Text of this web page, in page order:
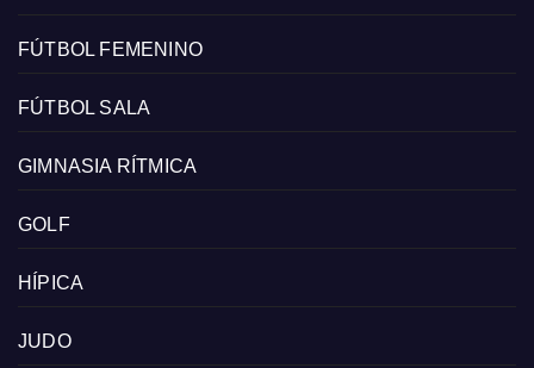
FÚTBOL FEMENINO
FÚTBOL SALA
GIMNASIA RÍTMICA
GOLF
HÍPICA
JUDO